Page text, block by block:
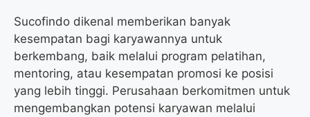
Sucofindo dikenal memberikan banyak
kesempatan bagi karyawannya untuk
berkembang, baik melalui program pelatihan,
mentoring, atau kesempatan promosi ke posisi
yang lebih tinggi. Perusahaan berkomitmen untuk
mengembangkan potensi karyawan melalui